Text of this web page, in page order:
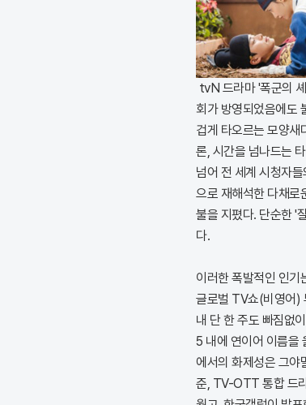
tvN 드라마 '폭군의
회가 방영되었음에도
겁게 타오르는 모양새
론, 시간을 넘나드는
넘어 전 세계 시청자
으로 재해석한 다채로
불을 지폈다. 단순한 '
다.
이러한 폭발적인 인기
글로벌 TV쇼(비영어)
내 단 한 주도 빠짐없
5 내에 연이어 이름을
에서의 화제성은 그야
준, TV-OTT 통합 드